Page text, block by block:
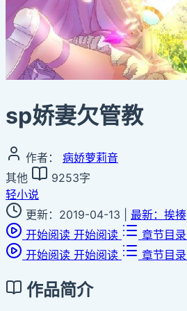
sp娇妻欠管教
作者：
病娇萝莉音
其他
9253字
轻小说
更新：2019-04-13
最新：挨揍
开始阅读 开始阅读 章节目录
开始阅读 开始阅读 章节目录
作品简介